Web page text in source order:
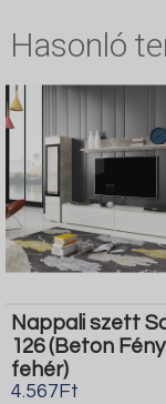
Hasonló
Nappali szett
126 (Beton
fehér)
4.567Ft